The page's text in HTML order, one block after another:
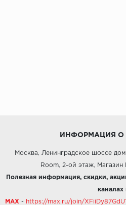
ИНФОРМАЦИЯ О
Москва, Ленинградское шоссе
Room, 2-ой этаж,
Полезная информация, скидки,
каналах
MAX - https://max.ru/join/